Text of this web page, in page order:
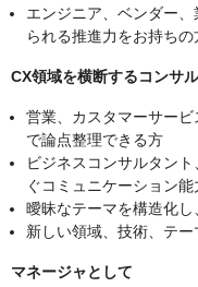
エンジニア、ベンダー
られる推進力をお持ちの
CX領域を横断するコンサ
営業、カスタマーサー
で論点整理できる方
ビジネスコンサルタン
ぐコミュニケーション能
曖昧なテーマを構造化
新しい領域、技術、テ
マネージャとして